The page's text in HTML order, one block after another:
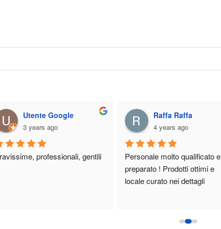
Utente Google
3 years ago
professionali, gentili
Raffa Raffa
4 years ago
Personale molto qualificato e
preparato ! Prodotti ottimi e
locale curato nei dettagli